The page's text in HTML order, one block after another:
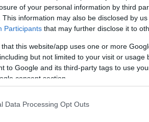
of your personal information by third
This information may also be disclosed by
Participants that may further disclose it to
that this website/app uses one or more
but not limited to your visit or usage
to Google and its third-party tags to use
consent section.
Data Processing Opt Outs
Σε αντίθετη περίπτωση θα
το δικαίωμα ελέγχου των σχολίων,